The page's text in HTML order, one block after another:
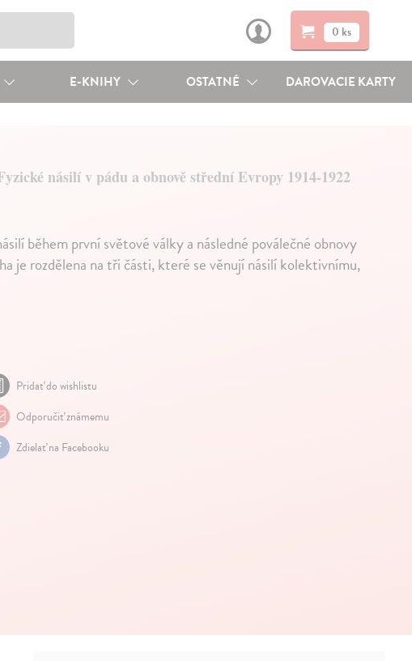
0 ks
E-KNIHY OSTATNÉ DAROVACIE KARTY
násilí v pádu a obnově střední Evropy 1914-1922
během první světové války a následné poválečné obnovy
je rozdělena na tři části, které se věnují násilí kolektivnímu,
Pridať do wishlistu
Odporučiť známemu
Zdielať na Facebooku